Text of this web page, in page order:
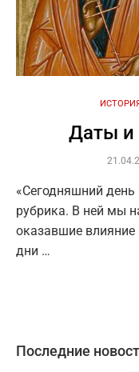
Даты и
«Сегодняшний
рубрика. В ней мы
оказавшие
дни …
Последние